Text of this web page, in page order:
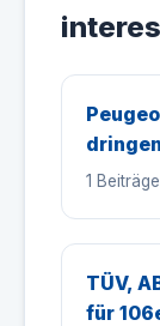
1
TÜV,
für